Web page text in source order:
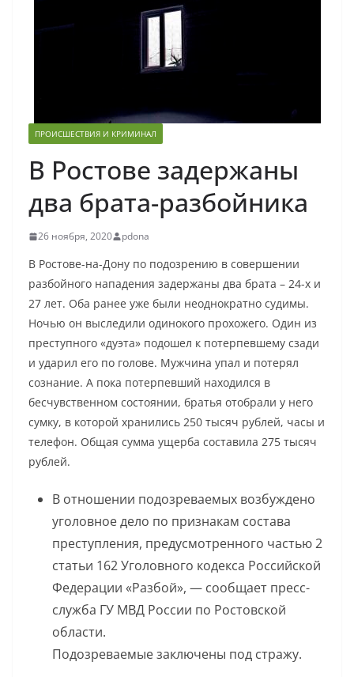
ПРОИСШЕСТВИЯ И КРИМИНАЛ
В Ростове задержаны
два брата-разбойника
26 ноября, 2020 pdona
В Ростове-на-Дону по подозрению в совершении
разбойного нападения задержаны два брата – 24-х и
27 лет. Оба ранее уже были неоднократно судимы.
Ночью он выследили одинокого прохожего. Один из
преступного «дуэта» подошел к потерпевшему сзади
и ударил его по голове. Мужчина упал и потерял
сознание. А пока потерпевший находился в
бесчувственном состоянии, братья отобрали у него
сумку, в которой хранились 250 тысяч рублей, часы и
телефон. Общая сумма ущерба составила 275 тысяч
рублей.
В отношении подозреваемых возбуждено
уголовное дело по признакам состава
преступления, предусмотренного частью 2
статьи 162 Уголовного кодекса Российской
Федерации «Разбой», — сообщает пресс-
служба ГУ МВД России по Ростовской
области.
Подозреваемые заключены под стражу.